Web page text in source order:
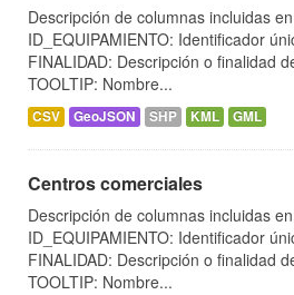
Descripción de columnas incluidas
ID_EQUIPAMIENTO: Identificador
FINALIDAD: Descripción o finalidad
TOOLTIP: Nombre...
CSV GeoJSON SHP KML GML
Centros comerciales
Descripción de columnas incluidas
ID_EQUIPAMIENTO: Identificador
FINALIDAD: Descripción o finalidad
TOOLTIP: Nombre...